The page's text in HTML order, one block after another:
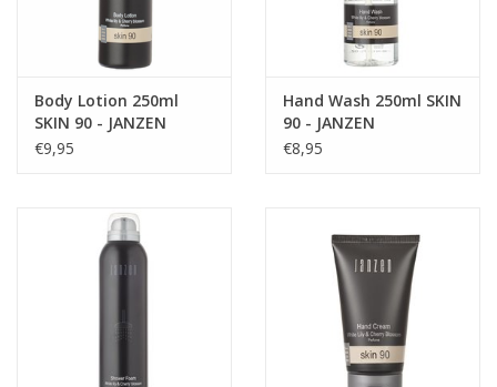
producten en niet getest op dieren.
Ook geschikt als badschuim.
Inhoud: 250 ml
Body Lotion 250ml
SKIN 90 - JANZEN
€9,95
Hand Wash 250ml SKIN
90 - JANZEN
€8,95